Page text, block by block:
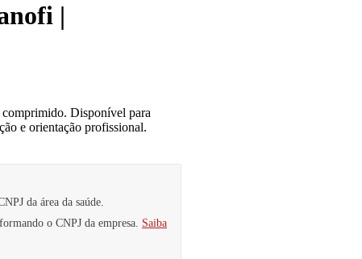
|
Disponível para
e orientação profissional.
da área da saúde.
o CNPJ da empresa. Saiba